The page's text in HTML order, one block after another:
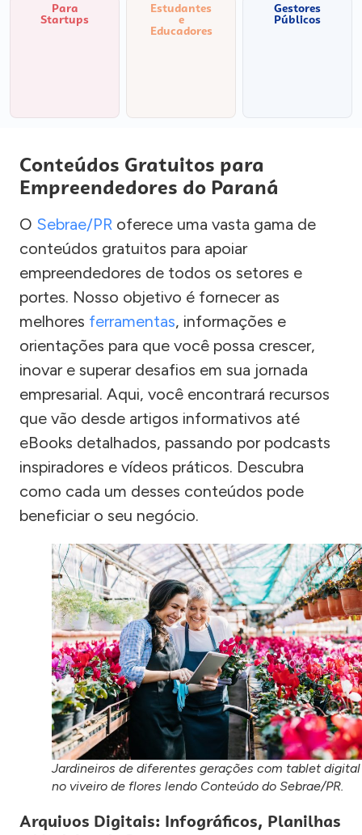
Para
Startups
Estudantes
e
Educadores
Gestores
Públicos
Conteúdos Gratuitos para
Empreendedores do Paraná
O Sebrae/PR oferece uma vasta gama de
conteúdos gratuitos para apoiar
empreendedores de todos os setores e
portes. Nosso objetivo é fornecer as
melhores ferramentas, informações e
orientações para que você possa crescer,
inovar e superar desafios em sua jornada
empresarial. Aqui, você encontrará recursos
que vão desde artigos informativos até
eBooks detalhados, passando por podcasts
inspiradores e vídeos práticos. Descubra
como cada um desses conteúdos pode
beneficiar o seu negócio.
Jardineiros de diferentes gerações com tablet digital
no viveiro de flores lendo Conteúdo do Sebrae/PR.
Arquivos Digitais: Infográficos, Planilhas